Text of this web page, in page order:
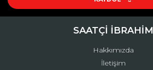
SAATÇİ İBRAHİM
Hakkımızda
İletişim